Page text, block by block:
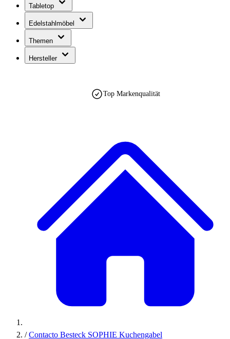
Tabletop
Edelstahlmöbel
Themen
Hersteller
Top Markenqualität
/ Contacto Besteck SOPHIE Kuchengabel